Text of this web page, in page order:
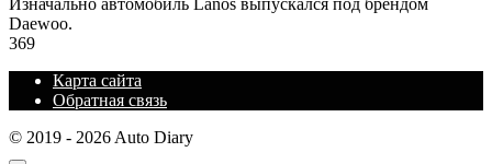
Изначально автомобиль Lanos выпускался под брендом
Daewoo.
369
Карта сайта
Обратная связь
© 2019 - 2026 Auto Diary